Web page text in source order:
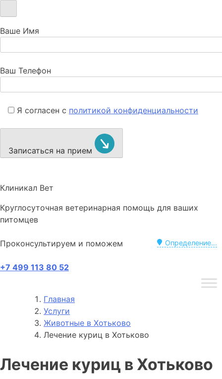
Ваше Имя
Ваш Телефон
Я согласен с политикой конфиденциальности
Записаться на прием
Клиникал Вет
Круглосуточная ветеринарная помощь для ваших
питомцев
Определение...
Проконсультируем и поможем
+7 499 113 80 52
Главная
Услуги
Животные в Хотьково
Лечение куриц в Хотьково
Лечение куриц в Хотьково